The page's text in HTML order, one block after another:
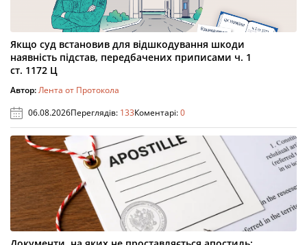
Якщо суд встановив для відшкодування шкоди
наявність підстав, передбачених приписами ч. 1
ст. 1172 Ц
Автор:Лента от Протокола
06.08.2026Переглядів: 133Коментарі:0